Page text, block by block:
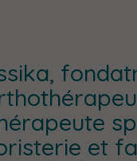
et